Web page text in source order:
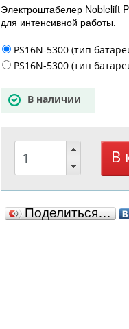
Электроштабелер Noblelift
для интенсивной работы.
PS16N-5300 (тип
PS16N-5300 (тип
В наличии
Поделиться…